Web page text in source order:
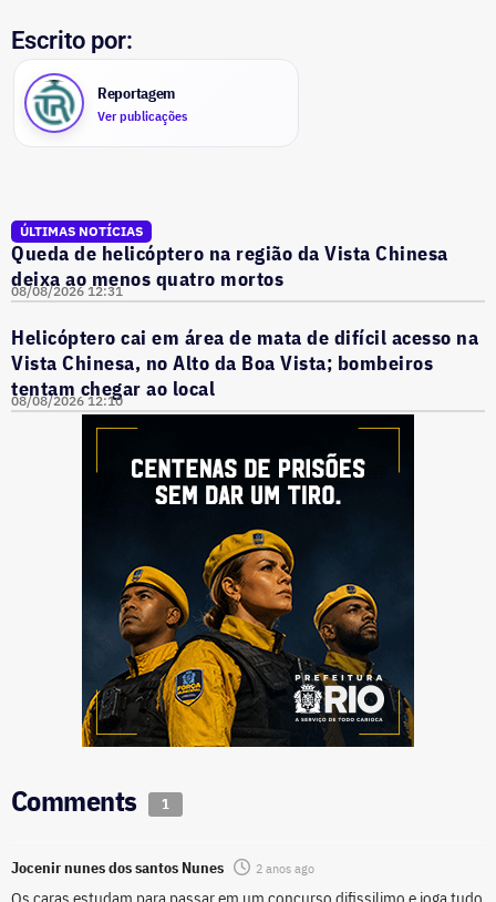
Escrito por:
Reportagem
Ver publicações
ÚLTIMAS NOTÍCIAS
Queda de helicóptero na região da Vista Chinesa
deixa ao menos quatro mortos
08/08/2026 12:31
Helicóptero cai em área de mata de difícil acesso na
Vista Chinesa, no Alto da Boa Vista; bombeiros
tentam chegar ao local
08/08/2026 12:10
Comments 1
Jocenir nunes dos santos Nunes 2 anos ago